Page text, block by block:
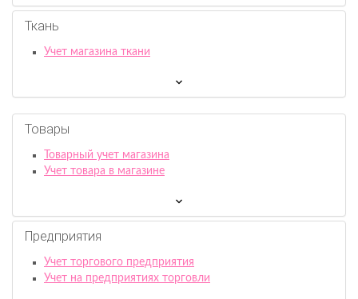
Ткань
Учет магазина ткани
Товары
Товарный учет магазина
Учет товара в магазине
Предприятия
Учет торгового предприятия
Учет на предприятиях торговли